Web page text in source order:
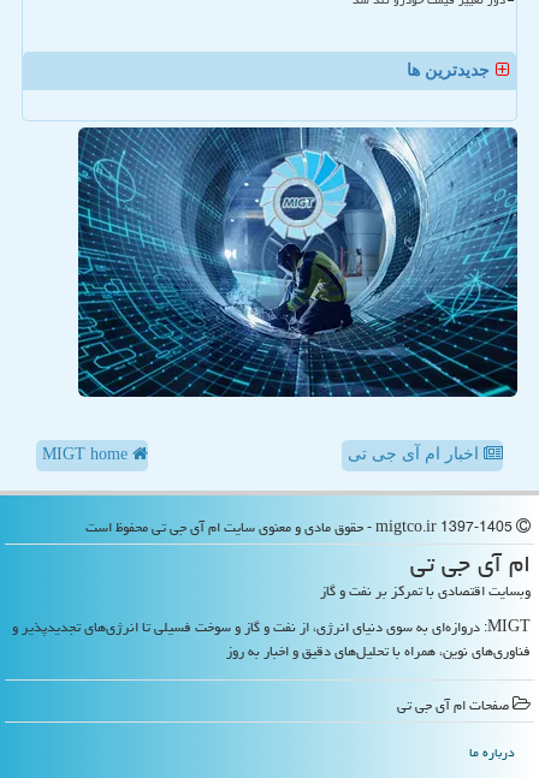
جدیدترین ها
اخبار ام آی جی تی
ام آی جی تی
وبسایت اقتصادی با تمرکز بر نفت و گاز
MIGT: دروازه‌ای به سوی دنیای انرژی، از نفت و گاز و سوخت فسیلی تا انرژی‌های تجدیدپذیر و
فناوری‌های نوین، همراه با تحلیل‌های دقیق و اخبار به روز
صفحات ام آی جی تی
درباره ما